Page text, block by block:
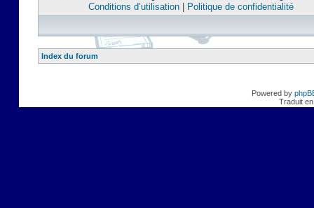
Conditions d’utilisation| Politique de confidentialité
Index du forum
Powered by
Traduit